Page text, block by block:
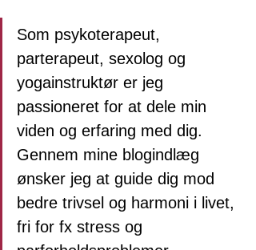
Som psykoterapeut,
parterapeut, sexolog og
yogainstruktør er jeg
passioneret for at dele min
viden og erfaring med dig.
Gennem mine blogindlæg
ønsker jeg at guide dig mod
bedre trivsel og harmoni i livet,
fri for fx stress og